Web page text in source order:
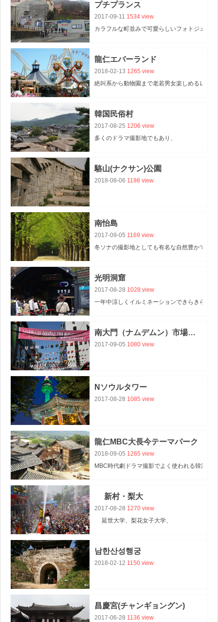
プチプランス
2017-09-11 1534 view
カラフルな町並みで可愛らしいフォトジェニ
龍仁エバーランド
2018-02-13 1265 view
絶叫系から動物園まで老若男女楽しめるレジ
韓国民俗村
2017-08-25 1206 view
多くのドラマ撮影地でもあり、
駱山(ナクサン)公園
2018-08-06 1198 view
南怡島
2017-09-05 1169 view
冬ソナの撮影地としても有名な自然豊かでリ
光明洞窟
2017-08-28 1028 view
一年中涼しくイルミネーションできらきらし
南大門（ナムデムン）市場散策
2017-09-05 1080 view
Nソウルタワー
2017-08-28 1085 view
龍仁MBC大長今テーマパーク
2018-09-05 1265 view
MBC時代劇ドラマ撮影でよく使われる韓流ド
新村・梨大
2017-08-28 1270 view
延世大学、梨花女子大学、
(シンチョン・イデ)エリアです。
남한산성행궁
2018-02-12 1150 view
昌慶宮(チャンギョングン)
2017-06-28 1136 view